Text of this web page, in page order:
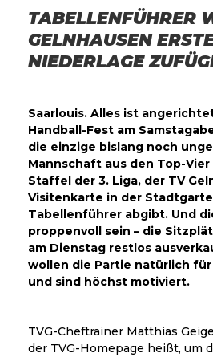
TABELLENFÜHRER
GELNHAUSEN
NIEDERLAGE
Saarlouis. Alles ist
Handball-Fest am
die einzige bislang noch
Mannschaft aus den Top-
Staffel der 3. Liga, der TV
Visitenkarte in der
Tabellenführer abgibt. Und
proppenvoll sein – die
am Dienstag restlos
wollen die Partie natürlich
und sind höchst motiviert.
TVG-Cheftrainer Matthias
der TVG-Homepage heißt, um